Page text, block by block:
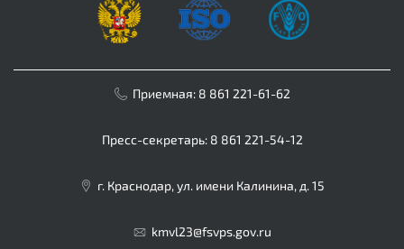
Приемная: 8 861 221-61-62
Пресс-секретарь: 8 861 221-54-12
г. Краснодар, ул. имени Калинина, д. 15
kmvl23@fsvps.gov.ru